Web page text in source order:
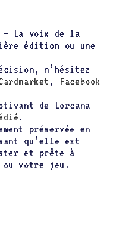
– La voix de la
édition ou une
n’hésitez
, Facebook
de Lorcana
.
préservée en
qu’elle est
et prête à
votre jeu.